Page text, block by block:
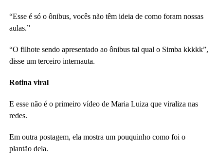
“Esse é só o ônibus, vocês não têm ideia de como foram nossas
aulas.”
“O filhote sendo apresentado ao ônibus tal qual o Simba kkkkk”,
disse um terceiro internauta.
Rotina viral
E esse não é o primeiro vídeo de Maria Luiza que viraliza nas
redes.
Em outra postagem, ela mostra um pouquinho como foi o
plantão dela.